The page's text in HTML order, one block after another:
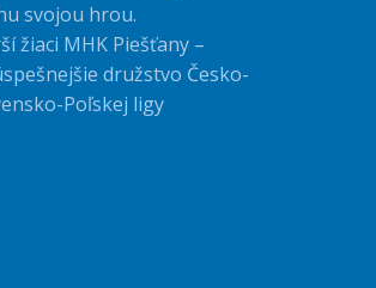
svojou hrou.
žiaci MHK Piešťany –
družstvo Česko-
Poľskej ligy